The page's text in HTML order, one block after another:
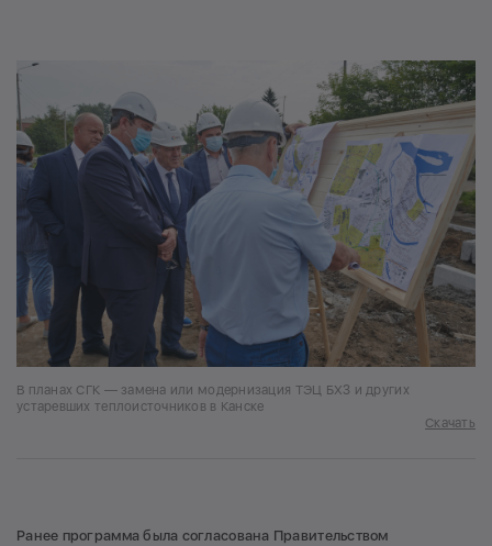
В планах СГК — замена или модернизация ТЭЦ БХЗ и других
устаревших теплоисточников в Канске
Скачать
Ранее программа была согласована Правительством